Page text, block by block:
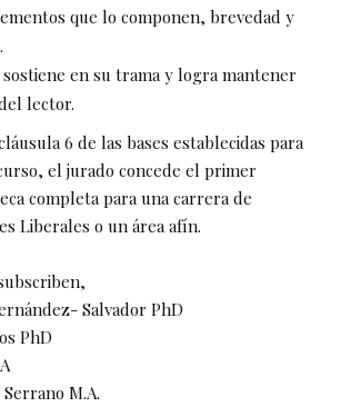
que lo componen, brevedad y
sostiene en su trama y logra mantener
lector.
6 de las bases establecidas para
el jurado concede el primer
completa para una carrera de
Liberales o un área afín.
Salvador PhD
PhD
M.A.